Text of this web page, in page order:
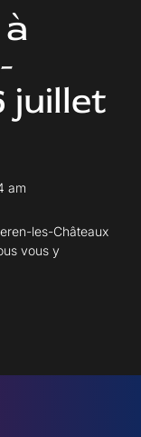
juillet
am
les-Châteaux
vous y